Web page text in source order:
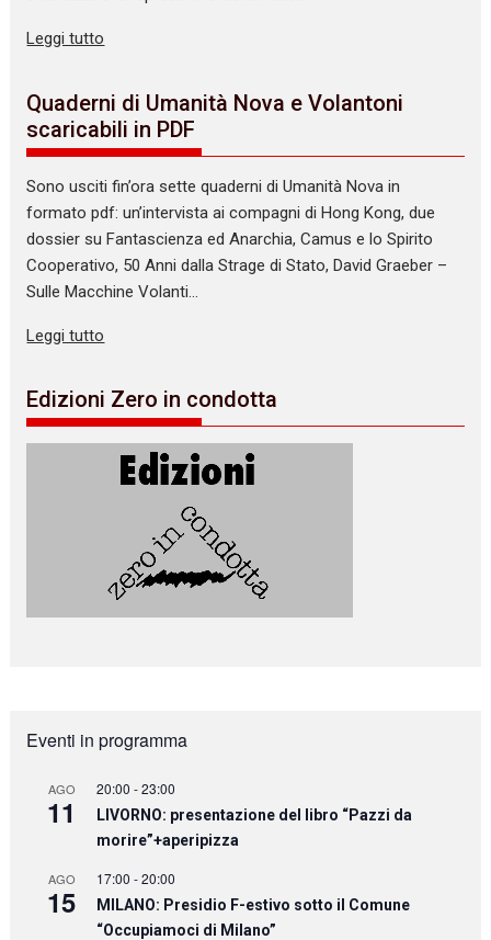
Leggi tutto
Quaderni di Umanità Nova e Volantoni
scaricabili in PDF
Sono usciti fin’ora sette quaderni di Umanità Nova in
formato pdf: un’intervista ai compagni di Hong Kong, due
dossier su Fantascienza ed Anarchia, Camus e lo Spirito
Cooperativo, 50 Anni dalla Strage di Stato, David Graeber –
Sulle Macchine Volanti…
Leggi tutto
Edizioni Zero in condotta
Eventi in programma
AGO
11
20:00 -23:00
LIVORNO: presentazione del libro “Pazzi da
morire”+aperipizza
AGO
15
17:00 -20:00
MILANO: Presidio F-estivo sotto il Comune
“Occupiamoci di Milano”